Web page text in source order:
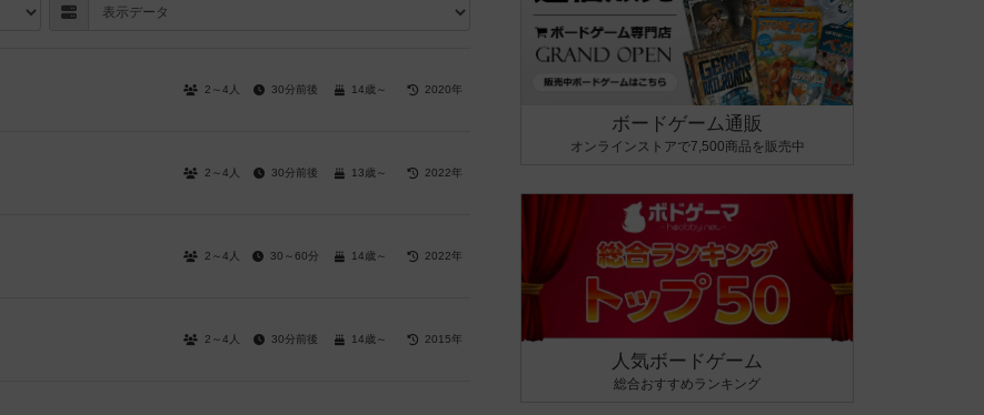
2～4人 30分前後 14歳～ 2020年
2～4人 30分前後 13歳～ 2022年
2～4人 30～60分 14歳～ 2022年
2～4人 30分前後 14歳～ 2015年
ボードゲーム通販
オンラインストアで7,500商品を販売中
人気ボードゲーム
総合おすすめランキング